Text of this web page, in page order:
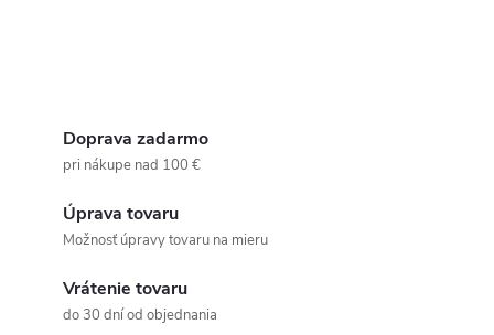
Doprava zadarmo
pri nákupe nad 100 €
Úprava tovaru
Možnosť úpravy tovaru na mieru
Vrátenie tovaru
do 30 dní od objednania